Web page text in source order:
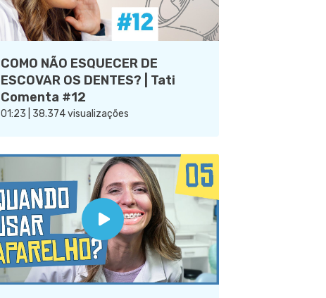
COMO NÃO ESQUECER DE
ESCOVAR OS DENTES? | Tati
Comenta #12
01:23 | 38.374 visualizações